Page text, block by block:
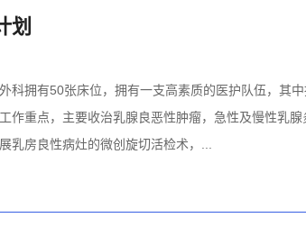
划
科拥有50张床位，拥有一支高素质的医护队伍，其
作重点，主要收治乳腺良恶性肿瘤，急性及慢性乳
乳房良性病灶的微创旋切活检术，...